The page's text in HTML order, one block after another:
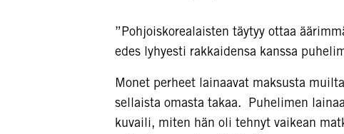
”Pohjoiskorealaisten täytyy ottaa
edes lyhyesti rakkaidensa kanssa
Monet perheet lainaavat maksusta
sellaista omasta takaa. Puhelimen
kuvaili, miten hän oli tehnyt vaikean